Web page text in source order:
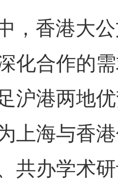
，香港大
化合作的
沪港两地
上海与香港
共办学术